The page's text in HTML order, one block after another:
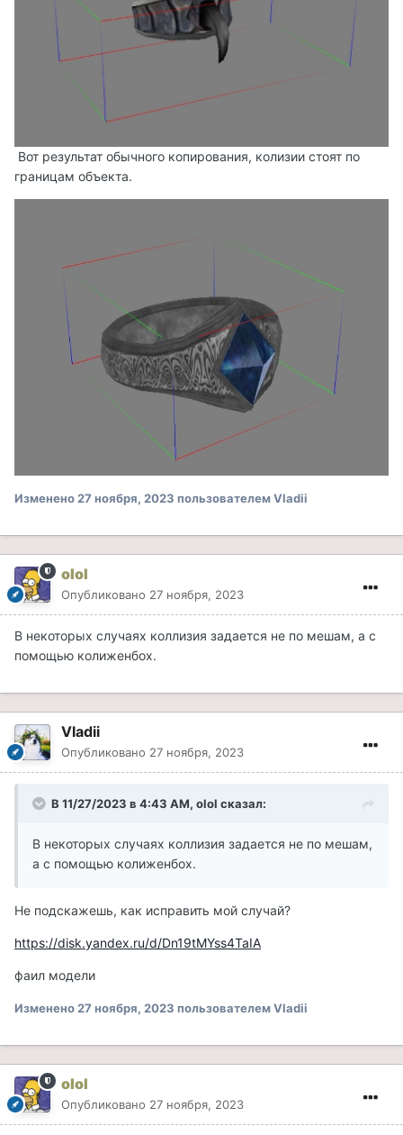
Вот результат обычного копирования, колизии стоят по
границам объекта.
Изменено 27 ноября, 2023 пользователем Vladii
olol
Опубликовано 27 ноября, 2023
В некоторых случаях коллизия задается не по мешам, а с
помощью колиженбох.
Vladii
Опубликовано 27 ноября, 2023
В 11/27/2023 в 4:43 AM, olol сказал:
В некоторых случаях коллизия задается не по мешам,
а с помощью колиженбох.
Не подскажешь, как исправить мой случай?
https://disk.yandex.ru/d/Dn19tMYss4TaIA
фаил модели
Изменено 27 ноября, 2023 пользователем Vladii
olol
Опубликовано 27 ноября, 2023